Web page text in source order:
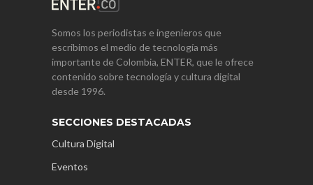
Somos los periodistas e ingenieros que
escribimos el medio de tecnología más
importante de Colombia, ENTER, que le ofrece
contenido sobre tecnología y cultura digital
desde 1996.
SECCIONES DESTACADAS
Cultura Digital
Eventos